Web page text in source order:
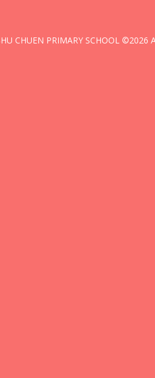
CHUEN PRIMARY SCHOOL ©2026